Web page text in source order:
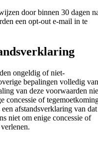
door binnen 30 dagen
een opt-out e-mail in te
ongeldig of niet-
bepalingen volledig van
van deze voorwaarden
concessie of
afstandsverklaring van dat
niet om enige concessie of